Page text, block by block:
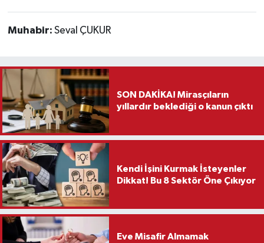
Muhabir: Seval ÇUKUR
SON DAKİKA! Mirasçıların
yıllardır beklediği o kanun çıktı
Kendi İşini Kurmak İsteyenler
Dikkat! Bu 8 Sektör Öne Çıkıyor
Eve Misafir Almamak